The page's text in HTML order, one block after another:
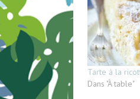
Tarte à la
Dans "À table"